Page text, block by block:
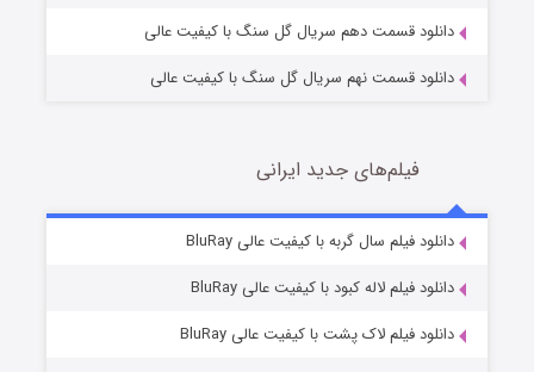
قسمت6 (زیرنویس) منتشر شد
دانلود قسمت دهم سریال گل سنگ با کیفیت عالی
دانلود قسمت نهم سریال گل سنگ با کیفیت عالی
فیلم‌های جدید ایرانی
دانلود فیلم سال گربه با کیفیت عالی BluRay
دانلود فیلم لاله کبود با کیفیت عالی BluRay
دانلود فیلم لاک پشت با کیفیت عالی BluRay